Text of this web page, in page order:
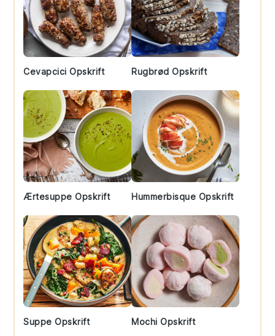
Cevapcici Opskrift Rugbrød Opskrift
Ærtesuppe Opskrift Hummerbisque Opskrift
Suppe Opskrift Mochi Opskrift